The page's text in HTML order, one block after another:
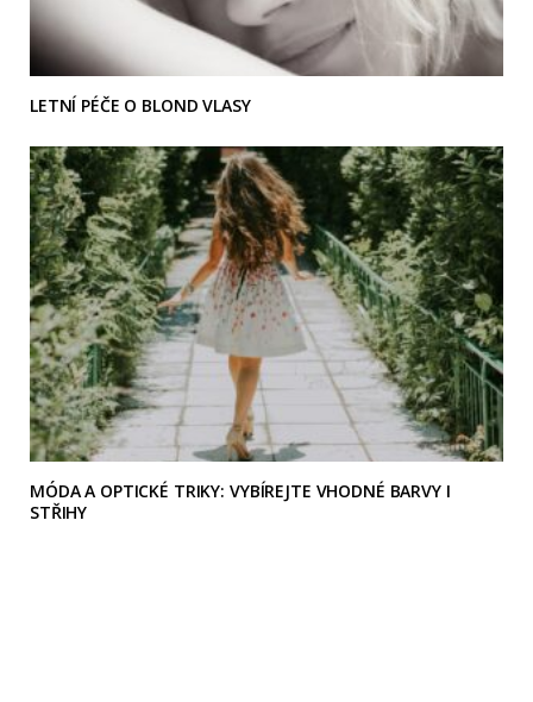
LETNÍ PÉČE O BLOND VLASY
MÓDA A OPTICKÉ TRIKY: VYBÍREJTE VHODNÉ BARVY I
STŘIHY